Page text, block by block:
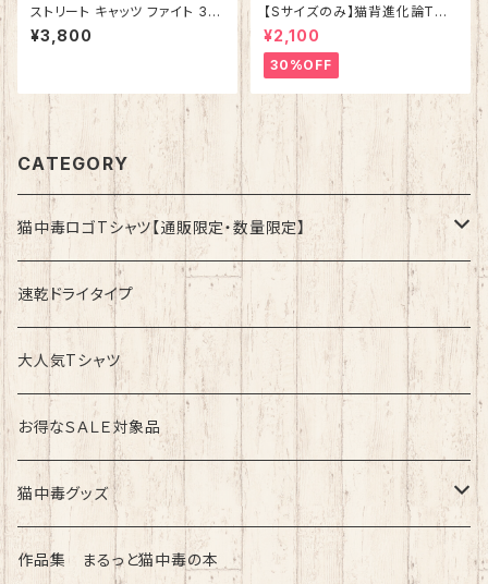
ストリート キャッツ ファイト 3
ブラック 綿100%
¥3,800
【Sサイズのみ】猫背進化論Tシ
ャツ ライトブルー 綿100%
¥2,100
30%OFF
CATEGORY
猫中毒ロゴTシャツ【通販限定・数量限定】
速乾ドライタイプ
綿100%ノーマルタイプ
速乾ドライタイプ
大人気Tシャツ
お得なＳＡＬＥ対象品
猫中毒グッズ
ラバーバンド（ブレスレット・リストバンド）
作品集 まるっと猫中毒の本